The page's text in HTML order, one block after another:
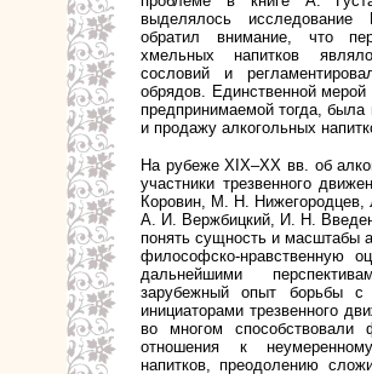
выделялось
обратил внимание, что
хмельных напитков
сословий и
обрядов. Единственной мерой
предпринимаемой тогда, была
и продажу алкогольных
На рубеже XIX–XX вв. об
участники трезвенного
Коровин, М. Н.
А. И. Вержбицкий, И. Н.
понять сущность и масштабы
философско-нравственную
дальнейшими
зарубежный опыт борьбы с
инициаторами трезвенного
во многом способствовали
отношения к
напитков, преодолению